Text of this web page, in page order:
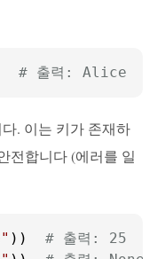
# 출력: Alice
. 이는 키가 존재하
전합니다 (에러를 일
)) # 출력: 25